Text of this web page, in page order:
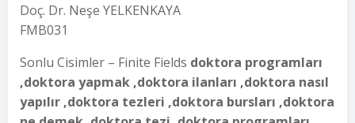
Doç. Dr. Neşe YELKENKAYA
FMB031
Sonlu Cisimler – Finite Fields doktora programları
,doktora yapmak ,doktora ilanları ,doktora nasıl
yapılır ,doktora tezleri ,doktora bursları ,doktora